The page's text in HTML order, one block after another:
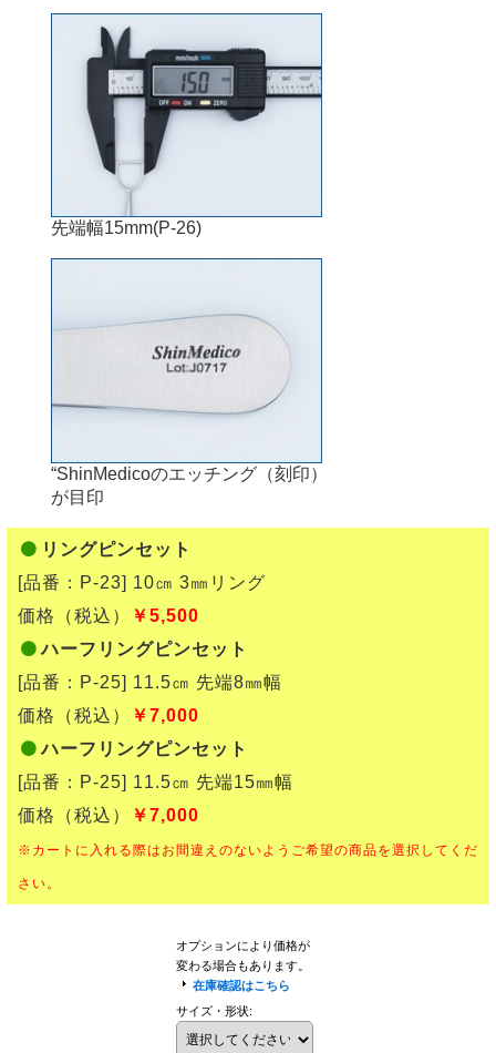
先端幅15mm(P-26)
“ShinMedicoのエッチング（刻印）
が目印
リングピンセット
[品番：P-23] 10㎝ 3㎜リング
価格（税込）
￥5,500
ハーフリングピンセット
[品番：P-25] 11.5㎝ 先端8㎜幅
価格（税込）
￥7,000
ハーフリングピンセット
[品番：P-25] 11.5㎝ 先端15㎜幅
価格（税込）
￥7,000
※カートに入れる際はお間違えのないようご希望の商品を選択してくだ
さい。